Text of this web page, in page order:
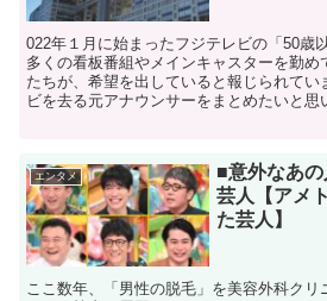
022年１月に始まったフジテレビの「50歳
多くの看板番組やメインキャスターを勤め
たちが、希望を出していると報じられてい
ビを去る元アナウンサーをまとめたいと思
エンタメ
■意外なあ
芸人【アメ
た芸人】
ここ数年、「男性の脱毛」を美容外科クリ